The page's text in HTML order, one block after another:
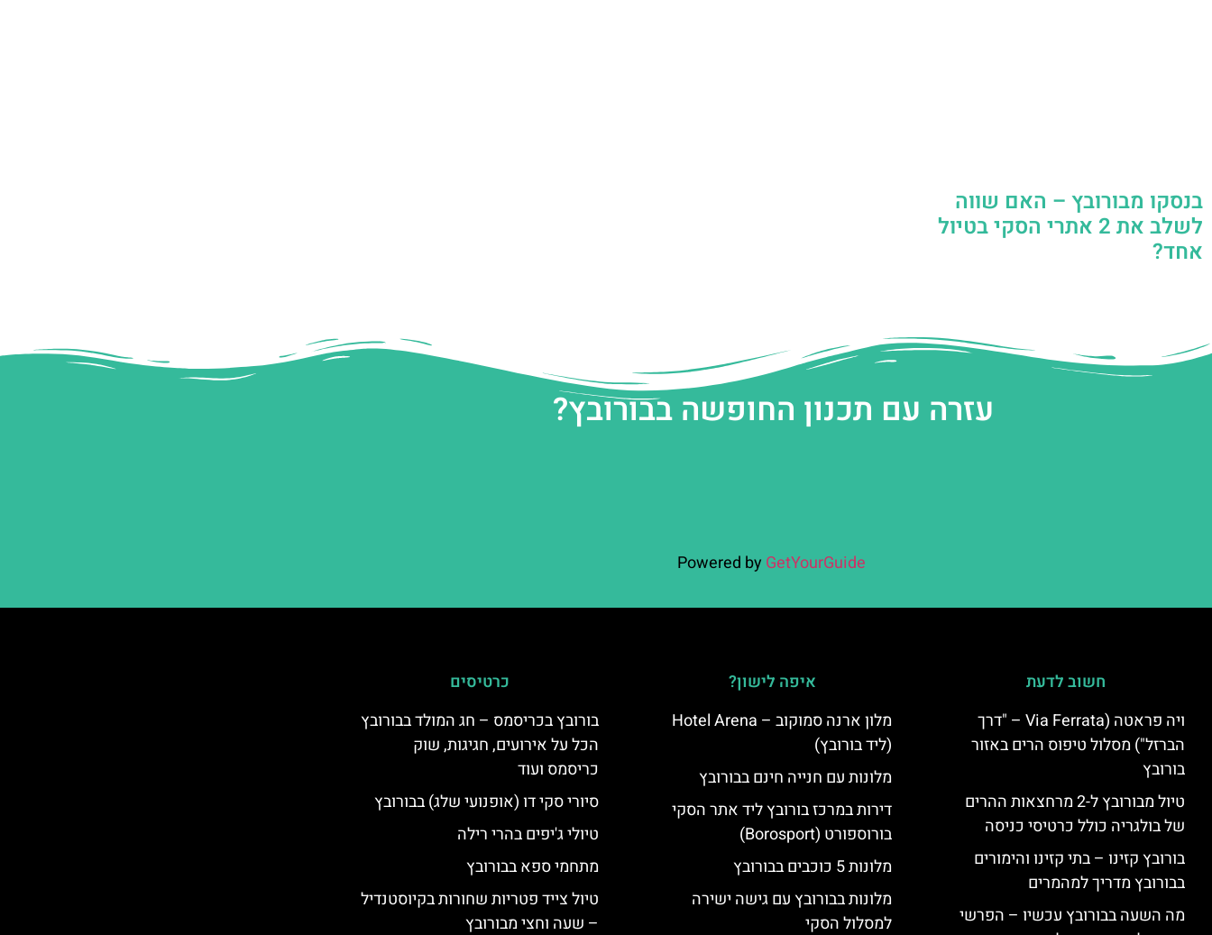
בנסקו מבורובץ – האם שווה
לשלב את 2 אתרי הסקי בטיול
אחד?
עזרה עם תכנון החופשה בבורובץ?
Powered by GetYourGuide
חשוב לדעת
ויה פראטה (Via Ferrata – "דרך
הברזל") מסלול טיפוס הרים באזור
בורובץ
טיול מבורובץ ל-2 מרחצאות ההרים
של בולגריה כולל כרטיסי כניסה
בורובץ קזינו – בתי קזינו והימורים
בבורובץ מדריך למהמרים
מה השעה בבורובץ עכשיו – הפרשי
איפה לישון?
מלון ארנה סמוקוב – Hotel Arena
(ליד בורובץ)
מלונות עם חנייה חינם בבורובץ
דירות במרכז בורובץ ליד אתר הסקי
בורוספורט (Borosport)
מלונות 5 כוכבים בבורובץ
מלונות בבורובץ עם גישה ישירה
למסלול הסקי
כרטיסים
בורובץ בכריסמס – חג המולד בבורובץ
הכל על אירועים, חגיגות, שוק
כריסמס ועוד
סיורי סקי דו (אופנועי שלג) בבורובץ
טיולי ג'יפים בהרי רילה
מתחמי ספא בבורובץ
טיול צייד פטריות שחורות בקיוסטנדיל
– שעה וחצי מבורובץ